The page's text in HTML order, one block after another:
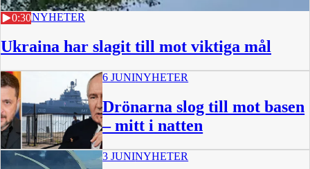
0:30
4 JULINYHETER
Ukraina har slagit till mot viktiga mål
6 JUNINYHETER
Drönarna slog till mot basen
– mitt i natten
3 JUNINYHETER